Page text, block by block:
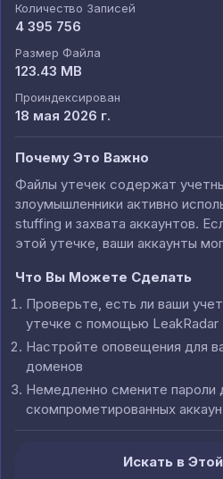
Количество Записей
4 395 756
Размер Файла
123.43 MB
Проиндексирован
18 мая 2026 г.
Почему Это Важно
Файлы утечек содержат
злоумышленники активно
stuffing и захвата аккаунтов.
этой утечке, ваши аккаунты
Что Вы Можете Сделать
Проверьте, есть ли ваши
утечке с помощью LeakRadar
Настройте оповещения для
доменов
Немедленно смените пароли
скомпрометированных
Искать в